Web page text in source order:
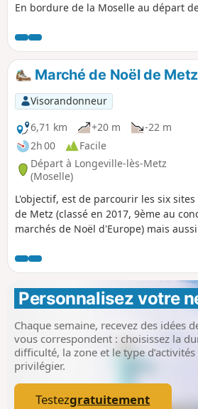
En bordure de la Moselle au départ
Marché de Noël de Metz
Visorandonneur
6,71 km
+20 m
-22 m
2h 00
Facile
Départ à Longeville-lès-Metz
(Moselle)
L'objectif, est de parcourir les six
de Metz (classé en 2017, 9ème au
marchés de Noël d'Europe) mais
romaine à nos jours, en passant par
"allemandes" entre 1870 et 1918 et
Personnalisez votre
Chaque semaine, recevez des idées
vous correspondent : choisissez la
difficulté, la zone et le type
privilégier.
Testezgratuitement